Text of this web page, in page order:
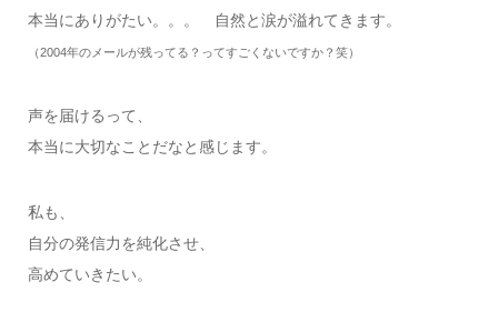
本当にありがたい。。。 自然と涙が溢れてきます。
（2004年のメールが残ってる？ってすごくないですか？笑）
声を届けるって、
本当に大切なことだなと感じます。
私も、
自分の発信力を純化させ、
高めていきたい。